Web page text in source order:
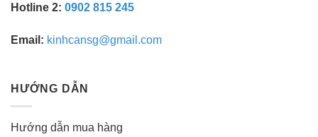
Hotline 2: 0902 815 245
Email: kinhcansg@gmail.com
HƯỚNG DẪN
Hướng dẫn mua hàng